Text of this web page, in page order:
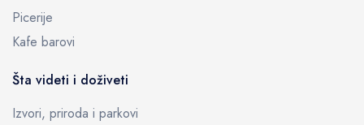
Picerije
Kafe barovi
Šta videti i doživeti
Izvori, priroda i parkovi